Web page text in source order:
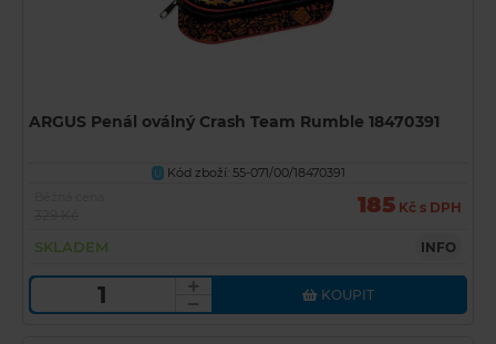
ARGUS Penál oválný Crash Team Rumble 18470391
U Kód zboží: 55-071/00/18470391
185 Kč s DPH
SKLADEM INFO
KOUPIT